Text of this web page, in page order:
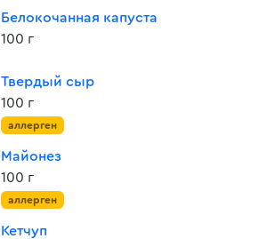
Белокочанная капуста
100 г
Твердый сыр
100 г
аллерген
Майонез
100 г
аллерген
Кетчуп